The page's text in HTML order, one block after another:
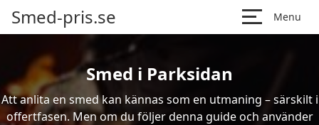
Smed-pris.se Menu
Smed i Parksidan
Att anlita en smed kan kännas som en utmaning – särskilt i
offertfasen. Men om du följer denna guide och använder